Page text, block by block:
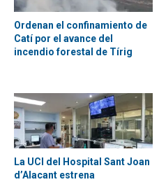
Ordenan el confinamiento de
Catí por el avance del
incendio forestal de Tírig
La UCI del Hospital Sant Joan
d’Alacant estrena